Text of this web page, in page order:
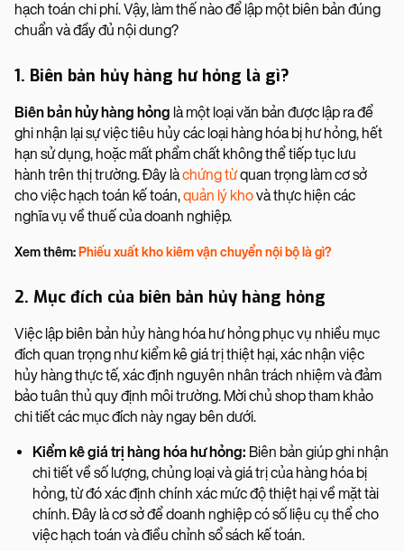
hạch toán chi phí. Vậy, làm thế nào để lập một biên bản đúng
chuẩn và đầy đủ nội dung?
1. Biên bản hủy hàng hư hỏng là gì?
Biên bản hủy hàng hỏng là một loại văn bản được lập ra để
ghi nhận lại sự việc tiêu hủy các loại hàng hóa bị hư hỏng, hết
hạn sử dụng, hoặc mất phẩm chất không thể tiếp tục lưu
hành trên thị trường. Đây làchứng từquan trọng làm cơ sở
cho việc hạch toán kế toán,quản lý khovà thực hiện các
nghĩa vụ về thuế của doanh nghiệp.
Xem thêm:Phiếu xuất kho kiêm vận chuyển nội bộ là gì?
2. Mục đích của biên bản hủy hàng hỏng
Việc lập biên bản hủy hàng hóa hư hỏng phục vụ nhiều mục
đích quan trọng như kiểm kê giá trị thiệt hại, xác nhận việc
hủy hàng thực tế, xác định nguyên nhân trách nhiệm và đảm
bảo tuân thủ quy định môi trường. Mời chủ shop tham khảo
chi tiết các mục đích này ngay bên dưới.
Kiểm kê giá trị hàng hóa hư hỏng: Biên bản giúp ghi nhận
chi tiết về số lượng, chủng loại và giá trị của hàng hóa bị
hỏng, từ đó xác định chính xác mức độ thiệt hại về mặt tài
chính. Đây là cơ sở để doanh nghiệp có số liệu cụ thể cho
việc hạch toán và điều chỉnh sổ sách kế toán.